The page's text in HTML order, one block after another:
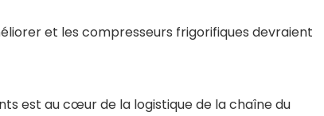
et les compresseurs frigorifiques devraient
est au cœur de la logistique de la chaîne du